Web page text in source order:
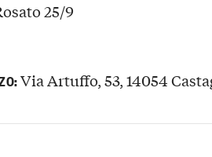
25/9
Via Artuffo, 53, 14054